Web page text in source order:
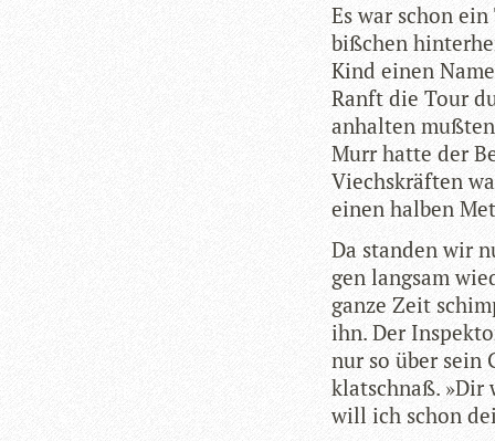
Es war schon
biß­chen
Kind einen
Ranft die Tour
anhal­ten
Murr hatte der
Viechs­kräf­ten
einen hal­ben
Da stan­den wir
gen lang­sam
ganze Zeit
ihn. Der
nur so über sein
klatschnaß. »Dir
will ich schon